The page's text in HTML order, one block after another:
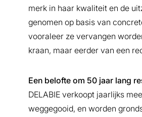
merk in haar kwaliteit en de
genomen op basis van
vooraleer ze vervangen
kraan, maar eerder van een
Een belofte om 50 jaar lang
DELABIE verkoopt jaarlĳks
weggegooid, en worden